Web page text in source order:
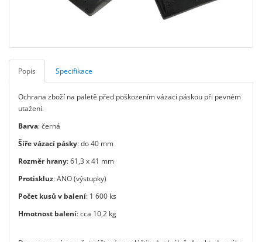
Popis Specifikace
Ochrana zboží na paletě před poškozením vázací páskou při pevném
utažení.
Barva: černá
Šíře vázací pásky: do 40 mm
Rozměr hrany: 61,3 x 41 mm
Protiskluz: ANO (výstupky)
Počet kusů v balení: 1 600 ks
Hmotnost balení: cca 10,2 kg